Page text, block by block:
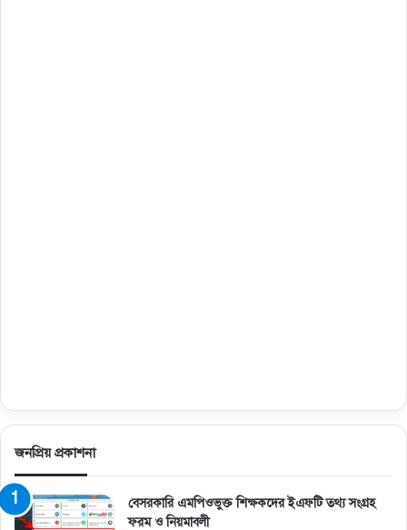
জনপ্রিয় প্রকাশনা
বেসরকারি এমপিওভুক্ত শিক্ষকদের ইএফটি তথ্য সংগ্রহ
ফরম ও নিয়মাবলী